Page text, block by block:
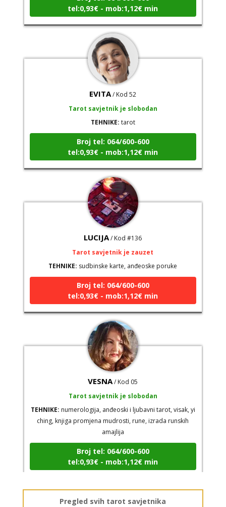
EVITA/ Kod 52
TEHNIKE: tarot
Broj tel: 064/600-600
tel:0,93€ - mob:1,12€ min
LUCIJA/ Kod #136
Tarot savjetnik je zauzet
sudbinske karte, anđeoske poruke
Broj tel: 064/600-600
tel:0,93€ - mob:1,12€ min
VESNA/ Kod 05
numerologija, anđeoski i ljubavni tarot, visak, yi
ching, knjiga promjena mudrosti, rune, izrada runskih
amajlija
Broj tel: 064/600-600
tel:0,93€ - mob:1,12€ min
Pregled svih tarot savjetnika